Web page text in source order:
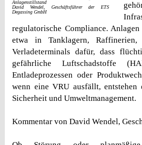
David Wendel, Geschäftsführer der ETS
Degassing GmbH
regulatorische Compliance.
etwa in Tanklagern, Raffinerien,
Verladeterminals dafür, dass
gefährliche Luftschadstoffe
Entladeprozessen oder
wenn eine VRU ausfällt, entstehen
Sicherheit und Umweltmanagement.
Kommentar von David Wendel,